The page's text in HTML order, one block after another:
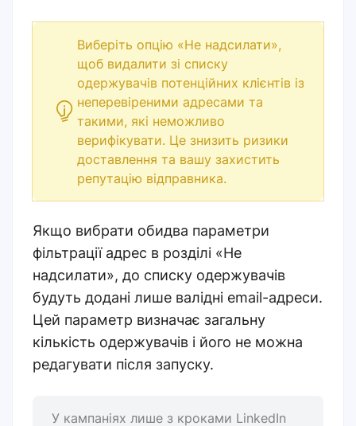
Виберіть опцію «Не надсилати»,
щоб видалити зі списку
одержувачів потенційних клієнтів із
неперевіреними адресами та
такими, які неможливо
верифікувати. Це знизить ризики
доставлення та вашу захистить
репутацію відправника.
Якщо вибрати обидва параметри
фільтрації адрес в розділі «Не
надсилати», до списку одержувачів
будуть додані лише валідні email-адреси.
Цей параметр визначає загальну
кількість одержувачів і його не можна
редагувати після запуску.
У кампаніях лише з кроками LinkedIn